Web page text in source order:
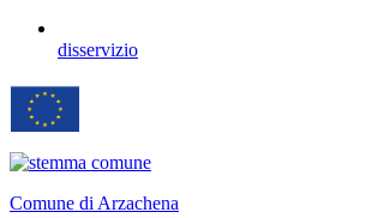
disservizio
Comune di Arzachena